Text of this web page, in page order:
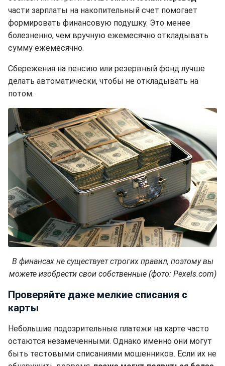
части зарплаты на накопительный счет помогает
формировать финансовую подушку. Это менее
болезненно, чем вручную ежемесячно откладывать
сумму ежемесячно.
Сбережения на пенсию или резервный фонд лучше
делать автоматически, чтобы не откладывать на
потом.
В финансах не существует строгих правил, поэтому вы
можете изобрести свои собственные (фото: Pexels.com)
Проверяйте даже мелкие списания с
карты
Небольшие подозрительные платежи на карте часто
остаются незамеченными. Однако именно они могут
быть тестовыми списаниями мошенников. Если их не